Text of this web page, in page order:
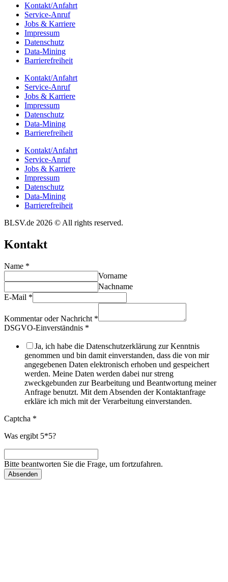
Kontakt/​​Anfahrt
Service-Anruf
Jobs & Karriere
Impres­sum
Daten­schutz
Data-Mining
Barrie­re­frei­heit
Kontakt/​​Anfahrt
Service-Anruf
Jobs & Karriere
Impres­sum
Daten­schutz
Data-Mining
Barrie­re­frei­heit
Kontakt/​​Anfahrt
Service-Anruf
Jobs & Karriere
Impres­sum
Daten­schutz
Data-Mining
Barrie­re­frei­heit
BLSV.de 2026 © All rights reserved.
Kontakt
Name *
Vorname
Nachname
E-Mail *
Kommentar oder Nachricht *
DSGVO-Einverständnis *
Ja, ich habe die Datenschutzerklärung zur Kenntnis
genommen und bin damit einverstanden, dass die von mir
angegebenen Daten elektronisch erhoben und gespeichert
werden. Meine Daten werden dabei nur streng
zweckgebunden zur Bearbeitung und Beantwortung meiner
Anfrage benutzt. Mit dem Absenden der Kontaktanfrage
erkläre ich mich mit der Verarbeitung einverstanden.
Captcha *
Was ergibt 5*5?
Bitte beantworten Sie die Frage, um fortzufahren.
Absenden